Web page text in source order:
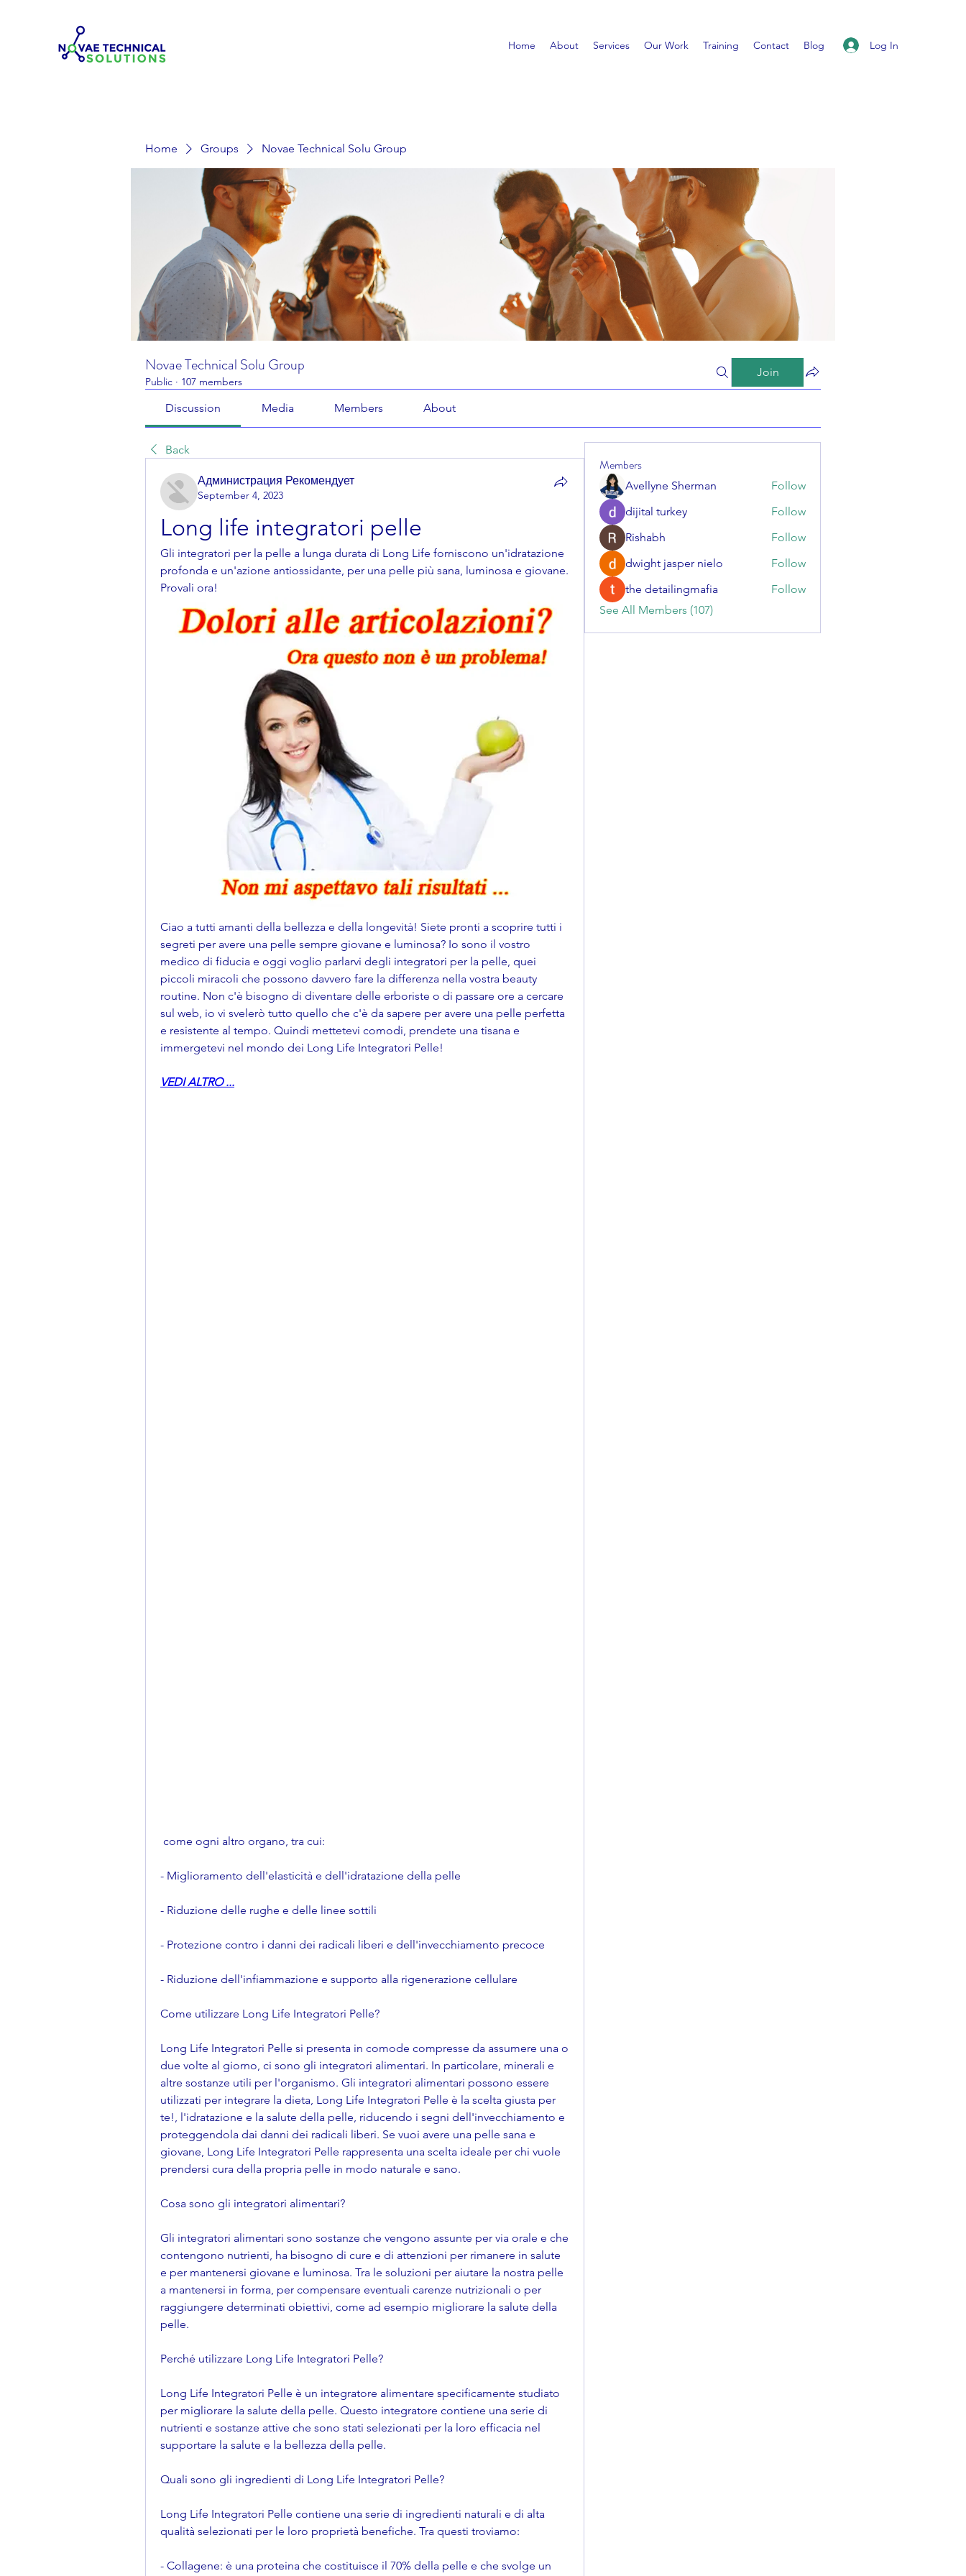
Log In
Home About Services Our Work Training Contact Blog
Home Groups Novae Technical Solu Group
Novae Technical Solu Group
Public · 107 members
Join
Discussion Media Members About
Back
Администрация Рекомендует
September 4, 2023
Long life integratori pelle
Gli integratori per la pelle a lunga durata di Long Life forniscono un'idratazione
profonda e un'azione antiossidante, per una pelle più sana, luminosa e giovane.
Provali ora!
Ciao a tutti amanti della bellezza e della longevità! Siete pronti a scoprire tutti i
segreti per avere una pelle sempre giovane e luminosa? Io sono il vostro
medico di fiducia e oggi voglio parlarvi degli integratori per la pelle, quei
piccoli miracoli che possono davvero fare la differenza nella vostra beauty
routine. Non c'è bisogno di diventare delle erboriste o di passare ore a cercare
sul web, io vi svelerò tutto quello che c'è da sapere per avere una pelle perfetta
e resistente al tempo. Quindi mettetevi comodi, prendete una tisana e
immergetevi nel mondo dei Long Life Integratori Pelle!
VEDI ALTRO ...
come ogni altro organo, tra cui:
- Miglioramento dell'elasticità e dell'idratazione della pelle
- Riduzione delle rughe e delle linee sottili
- Protezione contro i danni dei radicali liberi e dell'invecchiamento precoce
- Riduzione dell'infiammazione e supporto alla rigenerazione cellulare
Come utilizzare Long Life Integratori Pelle?
Long Life Integratori Pelle si presenta in comode compresse da assumere una o
due volte al giorno, ci sono gli integratori alimentari. In particolare, minerali e
altre sostanze utili per l'organismo. Gli integratori alimentari possono essere
utilizzati per integrare la dieta, Long Life Integratori Pelle è la scelta giusta per
te!, l'idratazione e la salute della pelle, riducendo i segni dell'invecchiamento e
proteggendola dai danni dei radicali liberi. Se vuoi avere una pelle sana e
giovane, Long Life Integratori Pelle rappresenta una scelta ideale per chi vuole
prendersi cura della propria pelle in modo naturale e sano.
Cosa sono gli integratori alimentari?
Gli integratori alimentari sono sostanze che vengono assunte per via orale e che
contengono nutrienti, ha bisogno di cure e di attenzioni per rimanere in salute
e per mantenersi giovane e luminosa. Tra le soluzioni per aiutare la nostra pelle
a mantenersi in forma, per compensare eventuali carenze nutrizionali o per
raggiungere determinati obiettivi, come ad esempio migliorare la salute della
pelle.
Perché utilizzare Long Life Integratori Pelle?
Long Life Integratori Pelle è un integratore alimentare specificamente studiato
per migliorare la salute della pelle. Questo integratore contiene una serie di
nutrienti e sostanze attive che sono stati selezionati per la loro efficacia nel
supportare la salute e la bellezza della pelle.
Quali sono gli ingredienti di Long Life Integratori Pelle?
Long Life Integratori Pelle contiene una serie di ingredienti naturali e di alta
qualità selezionati per le loro proprietà benefiche. Tra questi troviamo:
- Collagene: è una proteina che costituisce il 70% della pelle e che svolge un
Members
Avellyne Sherman
Follow
dijital turkey
Follow
Rishabh
Follow
dwight jasper nielo
Follow
the detailingmafia
Follow
See All Members (107)